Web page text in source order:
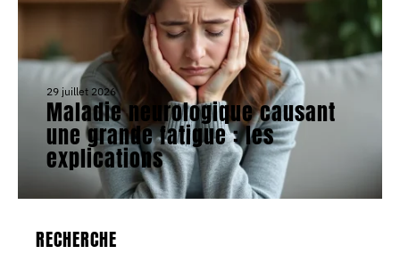
29 juillet 2026
Maladie neurologique causant
une grande fatigue : les
explications
RECHERCHE